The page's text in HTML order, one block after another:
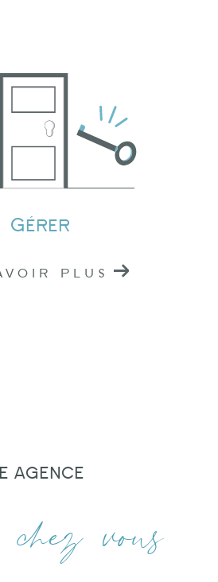
Gérer
PLUS
agence
vous